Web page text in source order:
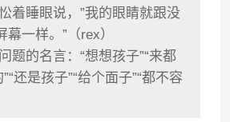
着睡眼说，”我的眼睛就跟没
一样。”（rex）
题的名言：“想想孩子”“来都
还是孩子”“给个面子”“都不容